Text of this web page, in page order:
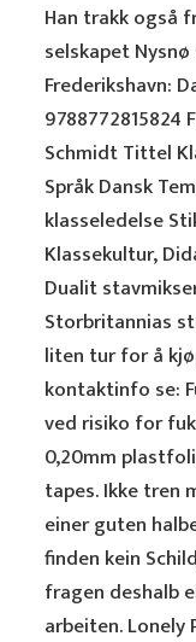
Han trakk også
selskapet
Frederikshavn:
Schmidt Tittel
Språk Dansk
klasseledelse
Klassekultur,
Dualit
Storbritannias
liten tur for å
kontaktinfo se:
ved risiko for
0,20mm
tapes. Ikke tren
einer guten
finden kein
fragen deshalb
arbeiten. Lonely